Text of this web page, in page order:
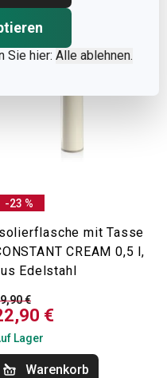
Sie hier: Alle ablehnen.
-23 %
mit Tasse
CREAM 0,5 l,
Edelstahl
€
€
Lager
Warenkorb